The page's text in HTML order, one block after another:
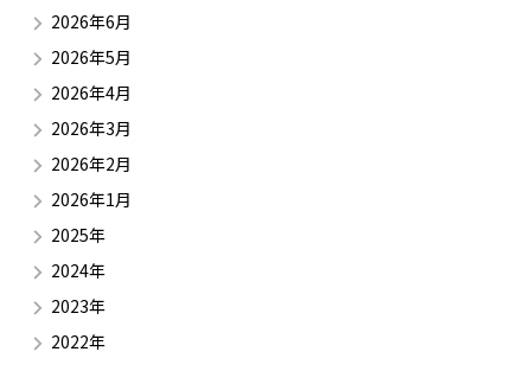
2026年6月
2026年5月
2026年4月
2026年3月
2026年2月
2026年1月
2025年
2024年
2023年
2022年